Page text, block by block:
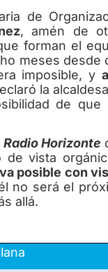
de
, amén de
forman el
meses desde
imposible, y
la
de que
Radio Horizonte
de vista
posible con
no será el
allá.